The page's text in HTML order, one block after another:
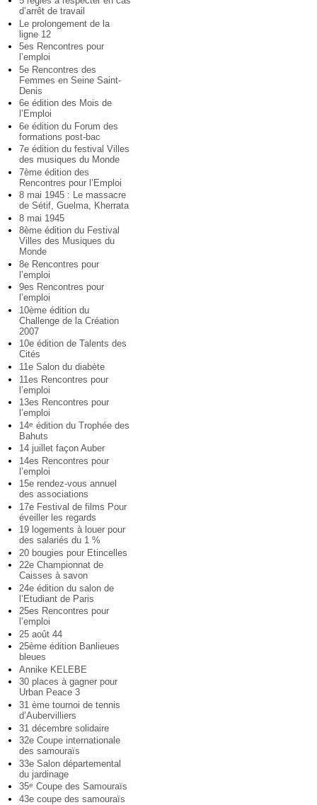
d’arrêt de travail
Le prolongement de la
ligne 12
5es Rencontres pour
l’emploi
5e Rencontres des
Femmes en Seine Saint-
Denis
6e édition des Mois de
l’Emploi
6e édition du Forum des
formations post-bac
7e édition du festival Villes
des musiques du Monde
7ème édition des
Rencontres pour l’Emploi
8 mai 1945 : Le massacre
de Sétif, Guelma, Kherrata
8 mai 1945
8ème édition du Festival
Villes des Musiques du
Monde
8e Rencontres pour
l’emploi
9es Rencontres pour
l’emploi
10ème édition du
Challenge de la Création
2007
10e édition de Talents des
Cités
11e Salon du diabète
11es Rencontres pour
l’emploi
13es Rencontres pour
l’emploi
14e édition du Trophée des
Bahuts
14 juillet façon Auber
14es Rencontres pour
l’emploi
15e rendez-vous annuel
des associations
17e Festival de films Pour
éveiller les regards
19 logements à louer pour
des salariés du 1 %
20 bougies pour Etincelles
22e Championnat de
Caisses à savon
24e édition du salon de
l’Etudiant de Paris
25es Rencontres pour
l’emploi
25 août 44
25ème édition Banlieues
bleues
Annike KELEBE
30 places à gagner pour
Urban Peace 3
31 ème tournoi de tennis
d’Aubervilliers
31 décembre solidaire
32e Coupe internationale
des samouraïs
33e Salon départemental
du jardinage
35e Coupe des Samouraïs
43e coupe des samouraïs